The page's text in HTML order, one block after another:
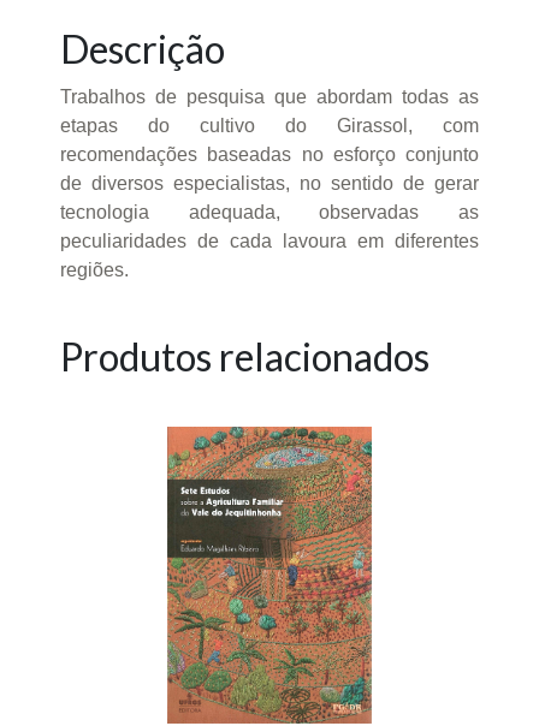
Descrição
Trabalhos de pesquisa que abordam todas as
etapas do cultivo do Girassol, com
recomendações baseadas no esforço conjunto
de diversos especialistas, no sentido de gerar
tecnologia adequada, observadas as
peculiaridades de cada lavoura em diferentes
regiões.
Produtos relacionados